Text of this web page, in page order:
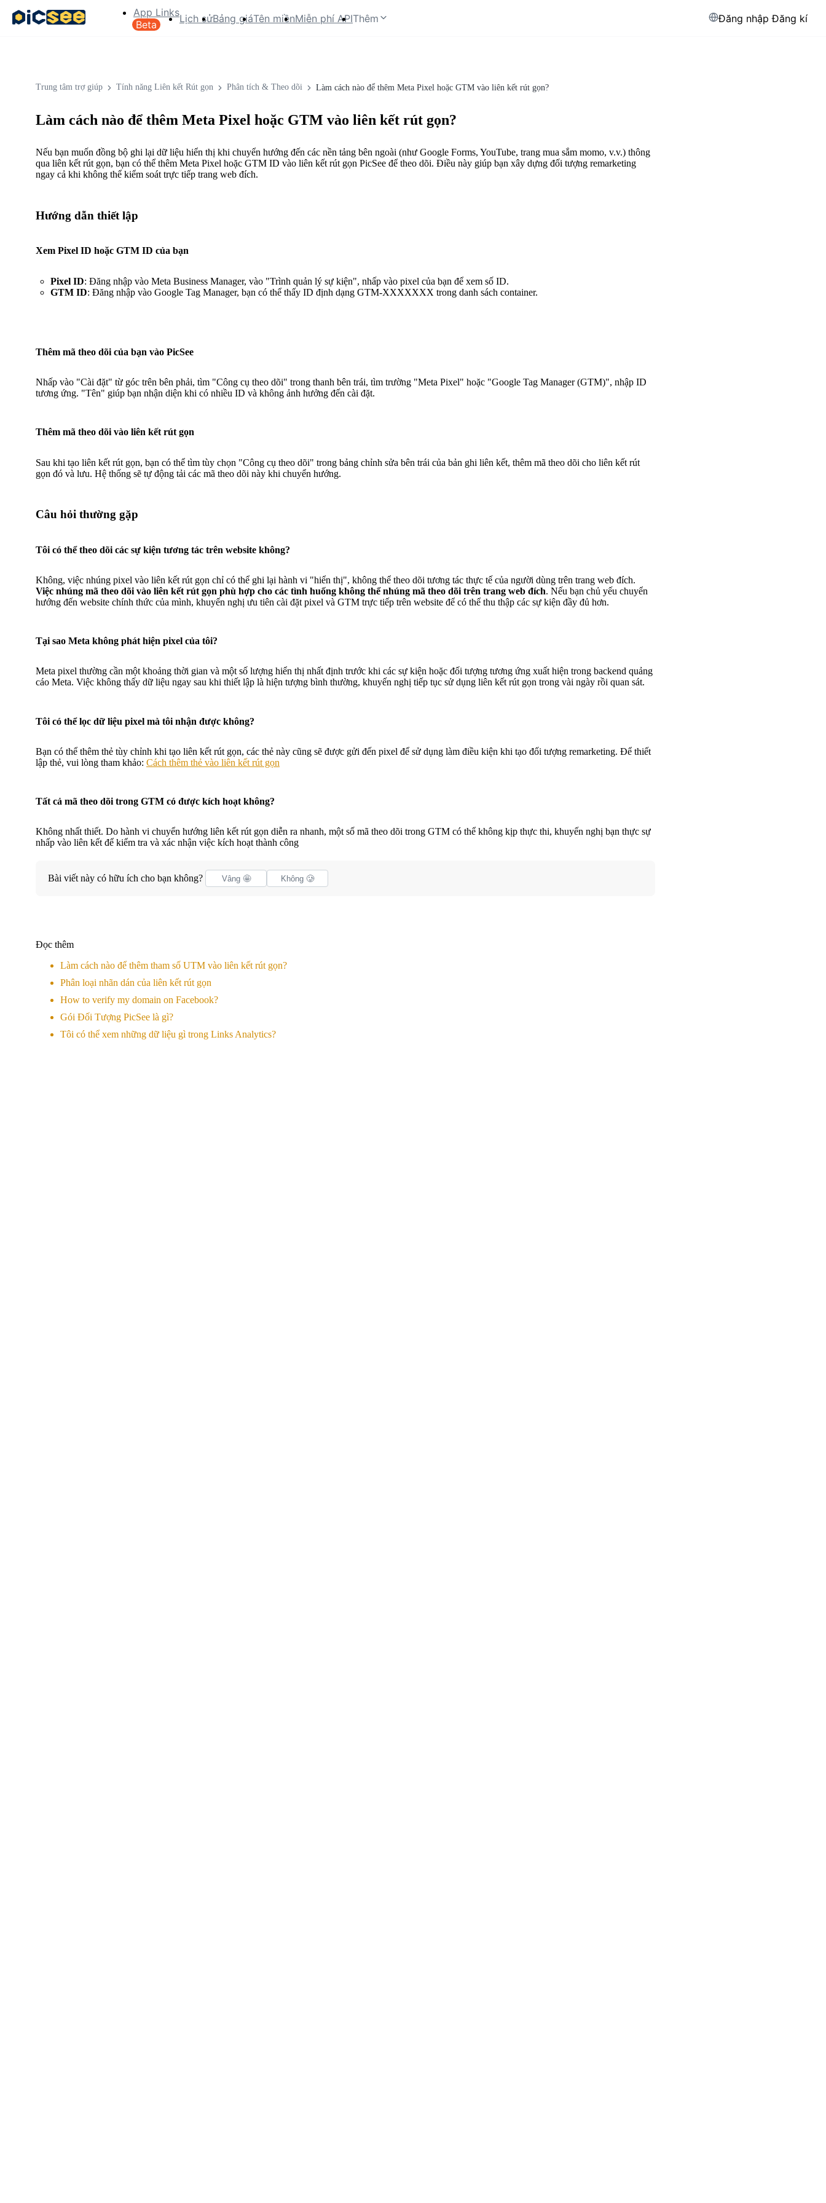
App Links
Beta
Lịch sửBảng giáTên miềnMiễn phí APIThêm Đăng nhập Đăng kí
Trung tâm trợ giúp Tính năng Liên kết Rút gọn Phân tích & Theo dõi Làm cách nào để thêm Meta Pixel hoặc GTM vào liên kết rút gọn?
Làm cách nào để thêm Meta Pixel hoặc GTM vào liên kết rút gọn?
Nếu bạn muốn đồng bộ ghi lại dữ liệu hiển thị khi chuyển hướng đến các nền tảng bên ngoài (như Google Forms, YouTube, trang mua sắm momo, v.v.) thông
qua liên kết rút gọn, bạn có thể thêm Meta Pixel hoặc GTM ID vào liên kết rút gọn PicSee để theo dõi. Điều này giúp bạn xây dựng đối tượng remarketing
ngay cả khi không thể kiểm soát trực tiếp trang web đích.
Hướng dẫn thiết lập
Xem Pixel ID hoặc GTM ID của bạn
Pixel ID: Đăng nhập vào Meta Business Manager, vào "Trình quản lý sự kiện", nhấp vào pixel của bạn để xem số ID.
GTM ID: Đăng nhập vào Google Tag Manager, bạn có thể thấy ID định dạng GTM-XXXXXXX trong danh sách container.
Thêm mã theo dõi của bạn vào PicSee
Nhấp vào "Cài đặt" từ góc trên bên phải, tìm "Công cụ theo dõi" trong thanh bên trái, tìm trường "Meta Pixel" hoặc "Google Tag Manager (GTM)", nhập ID
tương ứng. "Tên" giúp bạn nhận diện khi có nhiều ID và không ảnh hưởng đến cài đặt.
Thêm mã theo dõi vào liên kết rút gọn
Sau khi tạo liên kết rút gọn, bạn có thể tìm tùy chọn "Công cụ theo dõi" trong bảng chỉnh sửa bên trái của bản ghi liên kết, thêm mã theo dõi cho liên kết rút
gọn đó và lưu. Hệ thống sẽ tự động tải các mã theo dõi này khi chuyển hướng.
Câu hỏi thường gặp
Tôi có thể theo dõi các sự kiện tương tác trên website không?
Không, việc nhúng pixel vào liên kết rút gọn chỉ có thể ghi lại hành vi "hiển thị", không thể theo dõi tương tác thực tế của người dùng trên trang web đích.
Việc nhúng mã theo dõi vào liên kết rút gọn phù hợp cho các tình huống không thể nhúng mã theo dõi trên trang web đích. Nếu bạn chủ yếu chuyển
hướng đến website chính thức của mình, khuyến nghị ưu tiên cài đặt pixel và GTM trực tiếp trên website để có thể thu thập các sự kiện đầy đủ hơn.
Tại sao Meta không phát hiện pixel của tôi?
Meta pixel thường cần một khoảng thời gian và một số lượng hiển thị nhất định trước khi các sự kiện hoặc đối tượng tương ứng xuất hiện trong backend quảng
cáo Meta. Việc không thấy dữ liệu ngay sau khi thiết lập là hiện tượng bình thường, khuyến nghị tiếp tục sử dụng liên kết rút gọn trong vài ngày rồi quan sát.
Tôi có thể lọc dữ liệu pixel mà tôi nhận được không?
Bạn có thể thêm thẻ tùy chỉnh khi tạo liên kết rút gọn, các thẻ này cũng sẽ được gửi đến pixel để sử dụng làm điều kiện khi tạo đối tượng remarketing. Để thiết
lập thẻ, vui lòng tham khảo: Cách thêm thẻ vào liên kết rút gọn
Tất cả mã theo dõi trong GTM có được kích hoạt không?
Không nhất thiết. Do hành vi chuyển hướng liên kết rút gọn diễn ra nhanh, một số mã theo dõi trong GTM có thể không kịp thực thi, khuyến nghị bạn thực sự
nhấp vào liên kết để kiểm tra và xác nhận việc kích hoạt thành công
Bài viết này có hữu ích cho bạn không? Vâng 🤩 Không 🥲
Đọc thêm
Làm cách nào để thêm tham số UTM vào liên kết rút gọn?
Phân loại nhãn dán của liên kết rút gọn
How to verify my domain on Facebook?
Gói Đối Tượng PicSee là gì?
Tôi có thể xem những dữ liệu gì trong Links Analytics?